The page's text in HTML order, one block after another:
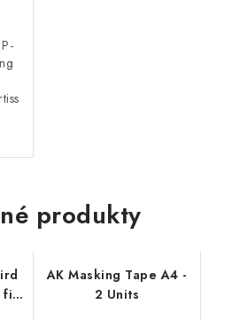
produkty
fit
AK Masking Tape A4 -
2 Units